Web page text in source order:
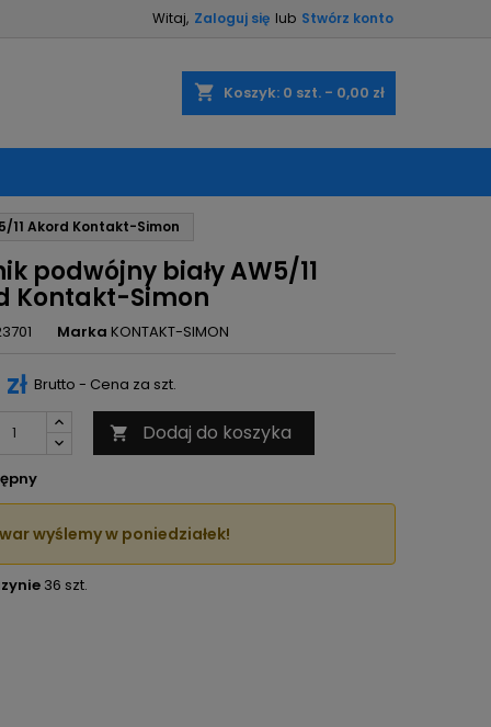
Witaj, Zaloguj się lub Stwórz konto
shopping_cart Koszyk: 0 szt. - 0,00 zł
11 Akord Kontakt-Simon
podwójny biały AW5/11
Kontakt-Simon
Marka KONTAKT-SIMON
Brutto - Cena za szt.
 Dodaj do koszyka
wyślemy w poniedziałek!
36 szt.